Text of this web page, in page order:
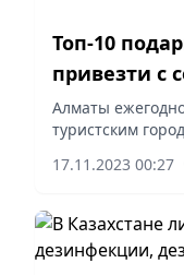
Топ-10
привезти с
Алматы
туристским
17.11.2023 00:27